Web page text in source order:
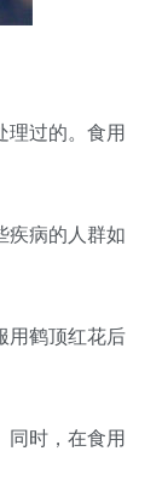
理过的。食用
疾病的人群如
用鹤顶红花后
同时，在食用